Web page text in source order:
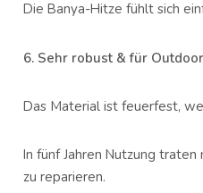
Die Banya-Hitze fühlt sich
6. Sehr robust & für
Das Material ist feuerfest,
In fünf Jahren Nutzung
zu reparieren.